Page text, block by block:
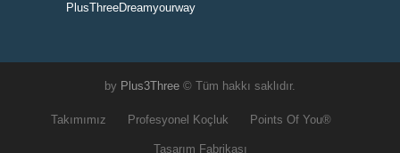
PlusThreeDreamyourway
by Plus3Three © Tüm hakkı saklıdır.
Takımımız Profesyonel Koçluk Points Of You®
Tasarım Fabrikası